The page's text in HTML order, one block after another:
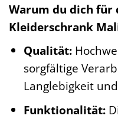
Warum du dich für
Kleiderschrank
Qualität:
sorgfältige
Langlebigkeit
Funktionalität: